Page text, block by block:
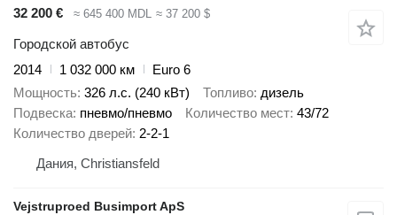
32 200 €
≈ 645 400 MDL ≈ 37 200 $
Городской автобус
2014
1 032 000 км
Euro 6
Мощность 326 л.с. (240 кВт) Топливо дизель
Подвеска пневмо/пневмо Количество мест 43/72
Количество дверей 2-2-1
Дания, Christiansfeld
Vejstruproed Busimport ApS